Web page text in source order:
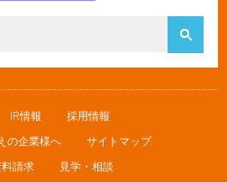
IR情報
採用情報
の企業様へ
サイトマップ
請求
見学・相談